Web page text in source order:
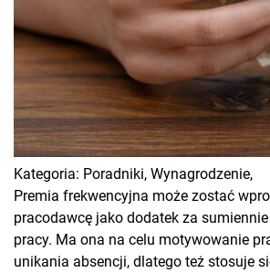
Kategoria: Poradniki, Wynagrodzenie,
Premia frekwencyjna może zostać
pracodawcę jako dodatek za
pracy. Ma ona na celu motywowanie
unikania absencji, dlatego też stosuje